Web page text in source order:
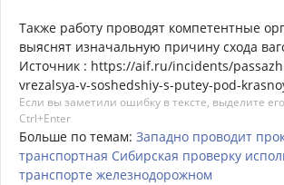
Также работу проводят компетентные
выяснят изначальную причину схода
Источник : https://aif.ru/incidents/
vrezalsya-v-soshedshiy-s-putey-pod-
Если вы заметили ошибку в тексте, выделите
Ctrl+Enter
Больше по темам: Западно проводит
транспортная Сибирская проверку
транспорте железнодорожном